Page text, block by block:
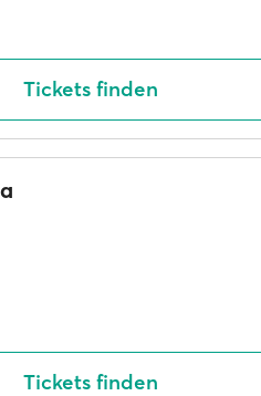
Tickets finden
Tickets finden